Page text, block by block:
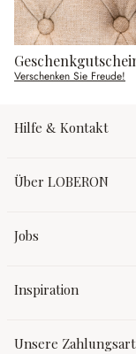
Verschenken Sie Freude!
Hilfe & Kontakt
Über LOBERON
Jobs
Inspiration
Unsere